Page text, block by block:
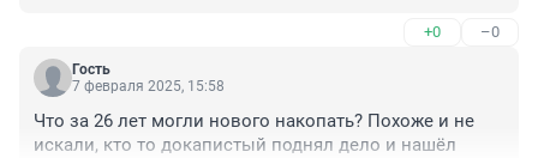
+0 –0
Гость
7 февраля 2025, 15:58
Что за 26 лет могли нового накопать? Похоже и не
искали, кто то докапистый поднял дело и нашёл